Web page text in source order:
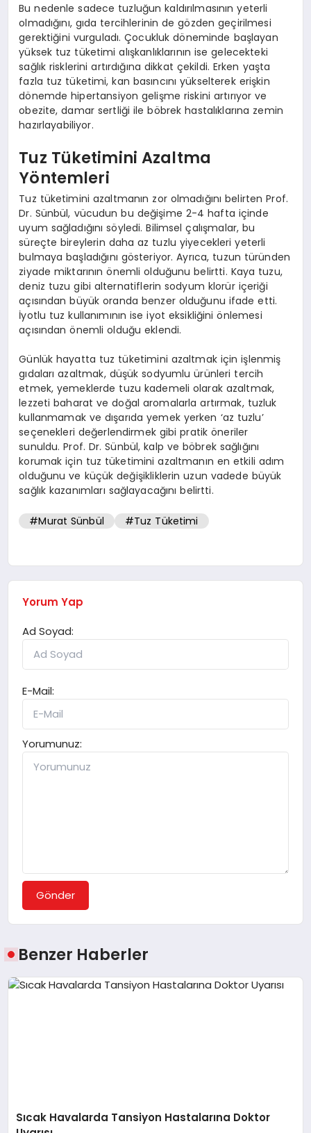
Bu nedenle sadece tuzluğun kaldırılmasının yeterli
olmadığını, gıda tercihlerinin de gözden geçirilmesi
gerektiğini vurguladı. Çocukluk döneminde başlayan
yüksek tuz tüketimi alışkanlıklarının ise gelecekteki
sağlık risklerini artırdığına dikkat çekildi. Erken yaşta
fazla tuz tüketimi, kan basıncını yükselterek erişkin
dönemde hipertansiyon gelişme riskini artırıyor ve
obezite, damar sertliği ile böbrek hastalıklarına zemin
hazırlayabiliyor.
Tuz Tüketimini Azaltma
Yöntemleri
Tuz tüketimini azaltmanın zor olmadığını belirten Prof.
Dr. Sünbül, vücudun bu değişime 2-4 hafta içinde
uyum sağladığını söyledi. Bilimsel çalışmalar, bu
süreçte bireylerin daha az tuzlu yiyecekleri yeterli
bulmaya başladığını gösteriyor. Ayrıca, tuzun türünden
ziyade miktarının önemli olduğunu belirtti. Kaya tuzu,
deniz tuzu gibi alternatiflerin sodyum klorür içeriği
açısından büyük oranda benzer olduğunu ifade etti.
İyotlu tuz kullanımının ise iyot eksikliğini önlemesi
açısından önemli olduğu eklendi.
Günlük hayatta tuz tüketimini azaltmak için işlenmiş
gıdaları azaltmak, düşük sodyumlu ürünleri tercih
etmek, yemeklerde tuzu kademeli olarak azaltmak,
lezzeti baharat ve doğal aromalarla artırmak, tuzluk
kullanmamak ve dışarıda yemek yerken ‘az tuzlu’
seçenekleri değerlendirmek gibi pratik öneriler
sunuldu. Prof. Dr. Sünbül, kalp ve böbrek sağlığını
korumak için tuz tüketimini azaltmanın en etkili adım
olduğunu ve küçük değişikliklerin uzun vadede büyük
sağlık kazanımları sağlayacağını belirtti.
#Murat Sünbül #Tuz Tüketimi
Yorum Yap
Ad Soyad:
E-Mail:
Yorumunuz:
Gönder
Benzer Haberler
Sıcak Havalarda Tansiyon Hastalarına Doktor